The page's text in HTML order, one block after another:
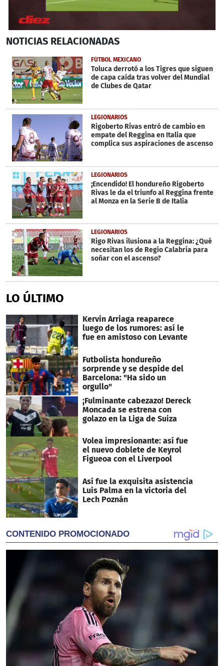
seconds
1
minute,
15
seconds
NOTICIAS RELACIONADAS
FÚTBOL MEXICANO
Toluca derrotó a los Tigres que siguen
de capa caída tras volver del Mundial
de Clubes de Qatar
LEGIONARIOS
Rigoberto Rivas entró de cambio en
empate del Reggina en Italia que
complica sus aspiraciones de ascenso
LEGIONARIOS
¡Encendido! El hondureño Rigoberto
Rivas le da el triunfo al Reggina frente
al Monza en la Serie B de Italia
LEGIONARIOS
Rigo Rivas ilusiona a la Reggina: ¿Qué
necesitan los de Regio Calabria para
soñar con el ascenso?
LO ÚLTIMO
Kervin Arriaga reaparece
luego de los rumores: así le
fue en amistoso con Levante
Futbolista hondureño
sorprende y se despide del
Barcelona: "Ha sido un
orgullo"
¡Fulminante cabezazo! Dereck
Moncada se estrena con
golazo en la Liga de Suiza
Volea impresionante: así fue
el nuevo doblete de Keyrol
Figueoa con el Liverpool
Así fue la exquisita asistencia
Luis Palma en la victoria del
Lech Poznán